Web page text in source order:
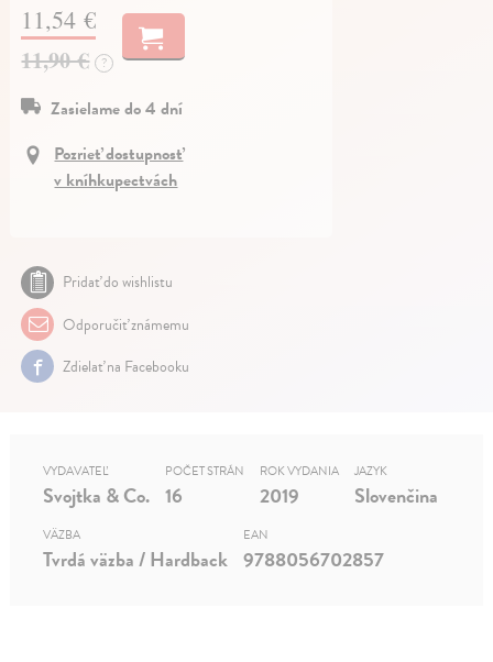
11,54 €
11,90 €
?
Zasielame do 4 dní
Pozrieť dostupnosť
v kníhkupectvách
Pridať do wishlistu
Odporučiť známemu
Zdielať na Facebooku
VYDAVATEĽ
Svojtka & Co.
POČET STRÁN
16
ROK VYDANIA
2019
JAZYK
Slovenčina
VÄZBA
Tvrdá väzba / Hardback
EAN
9788056702857